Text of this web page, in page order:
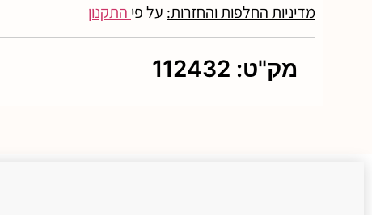
מדיניות החלפות והחזרות: על פי התקנון
מק"ט: 112432